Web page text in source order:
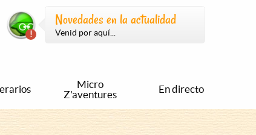
Novedades en la actualidad
Venid por aquí...
Micro
Z'aventures
En directo